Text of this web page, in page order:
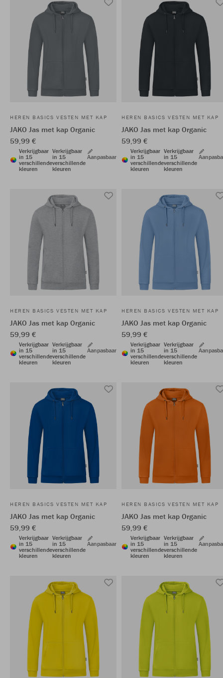
HEREN BASICS VESTEN MET KAP
JAKO Jas met kap Organic
59,99 €
Verkrijgbaar
in 15
verschillende
kleuren
Verkrijgbaar
in 15
verschillende
kleuren
Aanpasbaar
HEREN BASICS VESTEN MET KAP
JAKO Jas met kap Organic
59,99 €
Verkrijgbaar
in 15
verschillende
kleuren
Verkrijgbaar
in 15
verschillende
kleuren
HEREN BASICS VESTEN MET KAP
JAKO Jas met kap Organic
59,99 €
Verkrijgbaar
in 15
verschillende
kleuren
Verkrijgbaar
in 15
verschillende
kleuren
Aanpasbaar
HEREN BASICS VESTEN MET KAP
JAKO Jas met kap Organic
59,99 €
Verkrijgbaar
in 15
verschillende
kleuren
Verkrijgbaar
in 15
verschillende
kleuren
HEREN BASICS VESTEN MET KAP
JAKO Jas met kap Organic
59,99 €
Verkrijgbaar
in 15
verschillende
kleuren
Verkrijgbaar
in 15
verschillende
kleuren
Aanpasbaar
HEREN BASICS VESTEN MET KAP
JAKO Jas met kap Organic
59,99 €
Verkrijgbaar
in 15
verschillende
kleuren
Verkrijgbaar
in 15
verschillende
kleuren